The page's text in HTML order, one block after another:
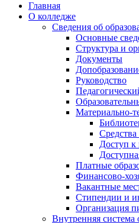
Главная
О колледже
Сведения об
Основные
Структура и
Документы
Руководство
Материально-
Доступ
Платные
Финансово-
Вакантные
Стипендии и
Организация
Внутренняя система